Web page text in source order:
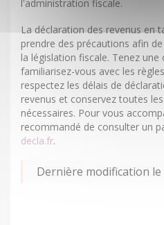
l'administration fiscale.
La déclaration des revenus en
prendre des précautions afin
la législation fiscale. Tenez
familiarisez-vous avec les
respectez les délais de
revenus et conservez toutes
nécessaires. Pour vous
recommandé de consulter un
decla.fr.
Dernière modification le